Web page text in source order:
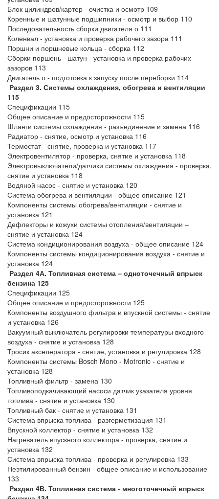
Блок цилиндров/картер - очистка и осмотр 109
Коренные и шатунные подшипники - осмотр и выбор 110
Последовательность сборки двигателя о 111
Коленвал - установка и проверка рабочего зазора 111
Поршни и поршневые кольца - сборка 112
Сборки поршень - шатун - установка и проверка рабочих
зазоров 113
Двигатель о - подготовка к запуску после переборки 114
Раздел 3. Системы охлаждения, обогрева и вентиляции
115
Спецификации 115
Общее описание и предосторожности 115
Шланги системы охлаждения - разъединение и замена 116
Радиатор - снятие, осмотр и установка 116
Термостат - снятие, проверка и установка 117
Электровентилятор - проверка, снятие и установка 118
Электровыключатели/датчики системы охлаждения - проверка,
снятие и установка 118
Водяной насос - снятие и установка 120
Система обогрева и вентиляции - общее описание 121
Компоненты системы обогрева/вентиляции - снятие и
установка 121
Дефлекторы и кожухи системы отопления/вентиляции –
снятие и установка 124
Система кондиционирования воздуха - общее описание 124
Компоненты системы кондиционирования воздуха - снятие и
установка 124
Раздел 4А. Топливная система – одноточечный впрыск
бензина 125
Спецификации 125
Общее описание и предосторожности 125
Компоненты воздушного фильтра и впускной системы - снятие
и установка 126
Вакуумный выключатель регулировки температуры входного
воздуха - снятие и установка 128
Тросик акселератора - снятие, установка и регулировка 128
Компоненты системы Bosch Mono - Motronic - снятие и
установка 128
Топливный фильтр - замена 130
Топливоподкачивающий насоси датчик указателя уровня
топлива - снятие и установка 130
Топливный бак - снятие и установка 131
Система впрыска топлива - разгерметизация 131
Впускной коллектор - снятие и установка 132
Нагреватель впускного коллектора - проверка, снятие и
установка 132
Система впрыска топлива - проверка и регулировка 133
Неэтилированный бензин - общее описание и использование
133
Раздел 4В. Топливная система - многоточечный впрыск